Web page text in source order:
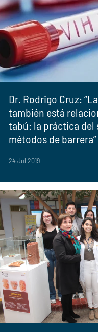
Dr. Rodrigo Cruz:
también está
tabú: la práctica del
métodos de barrera”
24 Jul 2019